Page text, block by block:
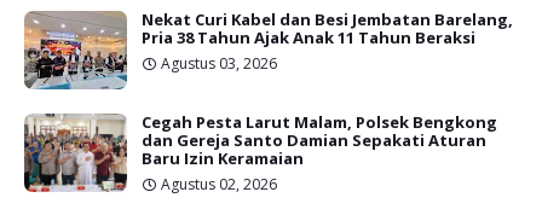
Nekat Curi Kabel dan Besi Jembatan Barelang,
Pria 38 Tahun Ajak Anak 11 Tahun Beraksi
Agustus 03, 2026
Cegah Pesta Larut Malam, Polsek Bengkong
dan Gereja Santo Damian Sepakati Aturan
Baru Izin Keramaian
Agustus 02, 2026